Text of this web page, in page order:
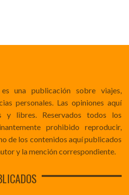
una publicación sobre viajes,
personales. Las opiniones aquí
y libres. Reservados todos los
prohibido reproducir,
de los contenidos aquí publicados
y la mención correspondiente.